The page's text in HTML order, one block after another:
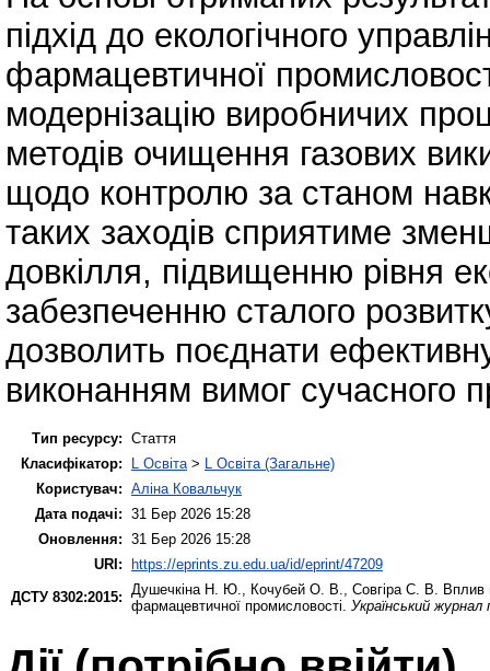
підхід до екологічного
фармацевтичної
модернізацію виробничих
методів очищення газових
щодо контролю за станом
таких заходів сприятиме
довкілля, підвищенню рівня
забезпеченню сталого
дозволить поєднати
виконанням вимог сучасного
Тип ресурсу: Стаття
Класифікатор:
L Освіта > L Освіта (Загальне)
Користувач: Аліна Ковальчук
Дата подачі: 31 Бер 2026 15:28
Оновлення: 31 Бер 2026 15:28
URI: https://eprints.zu.edu.ua/id/eprint/47209
ДСТУ 8302:2015:
Душечкіна Н. Ю. Кочубей О. В. Совгіра С. В.
Вплив
фармацевтичної промисловості. Український журнал